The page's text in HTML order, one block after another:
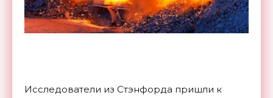
Исследователи из Стэнфорда пришли к